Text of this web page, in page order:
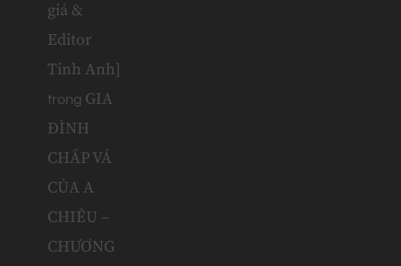
giả &
Editor
Tinh Anh]
trong GIA
ĐÌNH
CHẤP VÁ
CỦA A
CHIÊU –
CHƯƠNG